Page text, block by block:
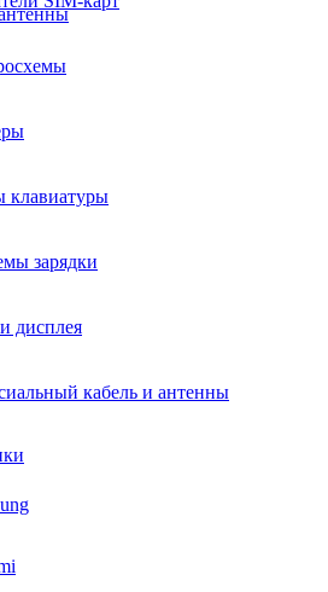
клавиатуры
зарядки
дисплея
кабель и антенны